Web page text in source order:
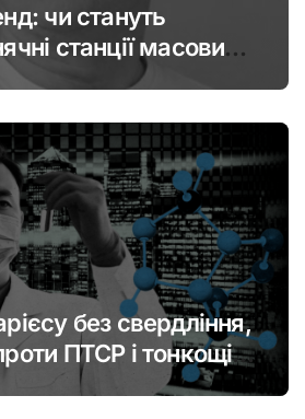
чи стануть
станції масовими
без свердління,
ПТСР і тонкощі
нового в медицині